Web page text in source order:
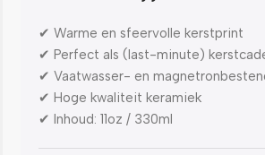
✔ Warme en sfeervolle kerstprint
✔ Perfect als (last-minute)
✔ Vaatwasser- en
✔ Hoge kwaliteit keramiek
✔ Inhoud: 11oz / 330ml